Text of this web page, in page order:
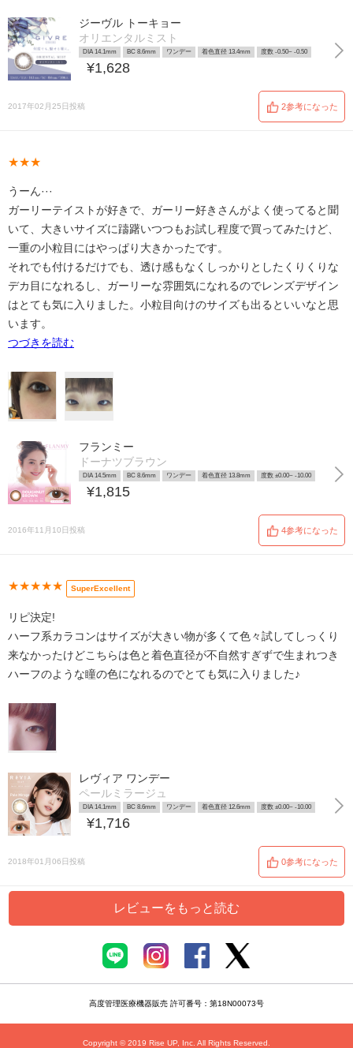
ジーヴル トーキョー
オリエンタルミスト
DIA 14.1mm BC 8.6mm ワンデー 着色直径 13.4mm 度数 -0.50~ -0.50
¥1,628
2017年02月25日投稿 2参考になった
★★★
うーん···
ガーリーテイストが好きで、ガーリー好きさんがよく使ってると聞
いて、大きいサイズに躊躇いつつもお試し程度で買ってみたけど、
一重の小粒目にはやっぱり大きかったです。
それでも付けるだけでも、透け感もなくしっかりとしたくりくりな
デカ目になれるし、ガーリーな雰囲気になれるのでレンズデザイン
はとても気に入りました。小粒目向けのサイズも出るといいなと思
います。
つづきを読む
フランミー
ドーナツブラウン
DIA 14.5mm BC 8.6mm ワンデー 着色直径 13.8mm 度数 ±0.00~ -10.00
¥1,815
2016年11月10日投稿 4参考になった
★★★★★ SuperExcellent
リピ決定!
ハーフ系カラコンはサイズが大きい物が多くて色々試してしっくり
来なかったけどこちらは色と着色直径が不自然すぎずで生まれつき
ハーフのような瞳の色になれるのでとても気に入りました♪
レヴィア ワンデー
ペールミラージュ
DIA 14.1mm BC 8.6mm ワンデー 着色直径 12.6mm 度数 ±0.00~ -10.00
¥1,716
2018年01月06日投稿 0参考になった
レビューをもっと読む
高度管理医療機器販売 許可番号：第18N00073号
Copyright © 2019 Rise UP, Inc. All Rights Reserved.